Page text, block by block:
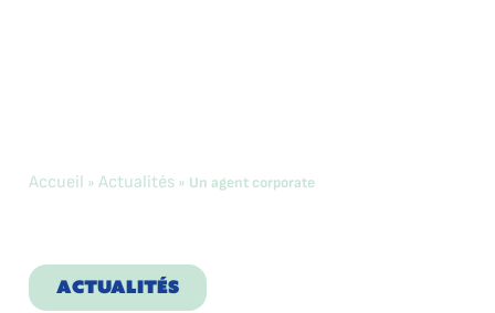
Accueil » Actualités » Un agent corporate
ACTUALITÉS